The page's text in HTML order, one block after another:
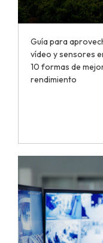
Guía para
vídeo y sensores
10 formas de
rendimiento